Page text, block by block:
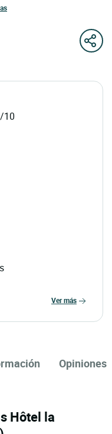
10
ver más
Opiniones
Hôtel la